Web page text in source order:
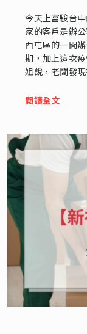
今天上富駿台
家的客戶是辦
西屯區的一間
期，加上這次
姐說，老闆發
都進公司上班。
閱讀全文